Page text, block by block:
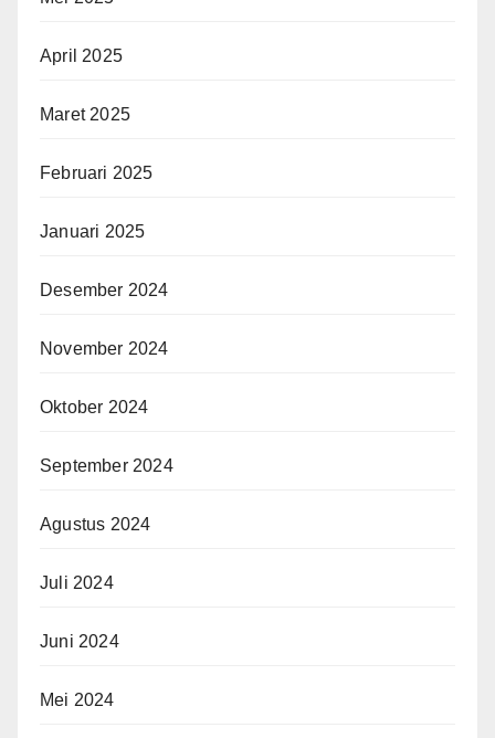
April 2025
Maret 2025
Februari 2025
Januari 2025
Desember 2024
November 2024
Oktober 2024
September 2024
Agustus 2024
Juli 2024
Juni 2024
Mei 2024